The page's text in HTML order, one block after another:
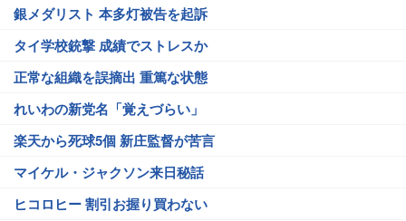
銀メダリスト 本多灯被告を起訴
タイ学校銃撃 成績でストレスか
正常な組織を誤摘出 重篤な状態
れいわの新党名「覚えづらい」
楽天から死球5個 新庄監督が苦言
マイケル・ジャクソン来日秘話
ヒコロヒー 割引お握り買わない